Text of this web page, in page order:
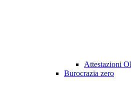
Attestazioni
Burocrazia zero